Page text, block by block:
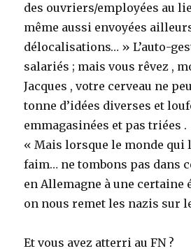
des ouvriers/employées au
même aussi envoyées
délocalisations… » L’auto-
salariés ; mais vous rêvez ,
Jacques , votre cerveau ne
tonne d’idées diverses et
emmagasinées et pas triées .
« Mais lorsque le monde qui
faim… ne tombons pas dans
en Allemagne à une certaine
on nous remet les nazis sur
Et vous avez atterri au FN ?